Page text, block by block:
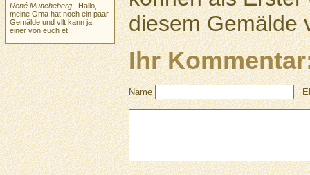
diesem Gemälde
Ihr
Name
René Müncheberg : Hallo,
meine Oma hat noch ein paar
Gemälde und vllt kann ja
einer von euch et...